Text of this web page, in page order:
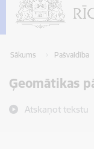
Sākums Pašvaldība
Ģeomātikas
Atskaņot tekstu